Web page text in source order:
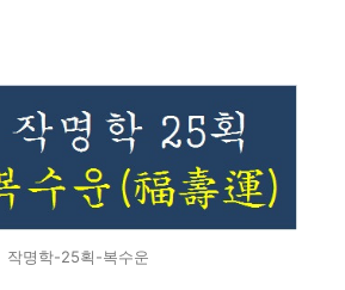
작명학-25획-복수운